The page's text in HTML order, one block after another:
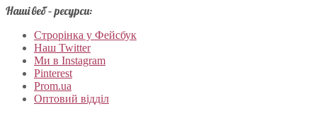
Наші веб – ресурси:
Строрінка у Фейсбук
Наш Twitter
Ми в Instagram
Pinterest
Prom.ua
Оптовий відділ